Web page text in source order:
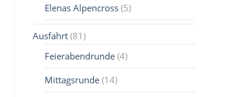
Elenas Alpencross (5)
Ausfahrt (81)
Feierabendrunde (4)
Mittagsrunde (14)